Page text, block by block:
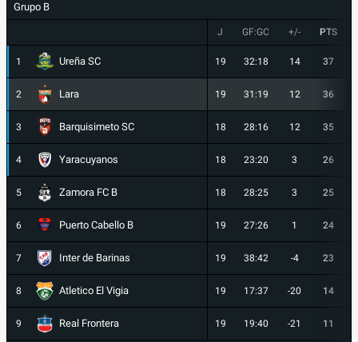
Grupo B
J GF:GC +/- PTS
1 Ureña SC 19 32:18 14 37
2 Lara 19 31:19 12 36
3 Barquisimeto SC 18 28:16 12 35
4 Yaracuyanos 18 23:20 3 26
5 Zamora FC B 18 28:25 3 25
6 Puerto Cabello B 19 27:26 1 24
7 Inter de Barinas 19 38:42 -4 23
8 Atletico El Vigia 19 17:37 -20 14
9 Real Frontera 19 19:40 -21 11